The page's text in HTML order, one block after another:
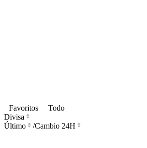
Favoritos
Todo
Divisa
Último
/Cambio 24H